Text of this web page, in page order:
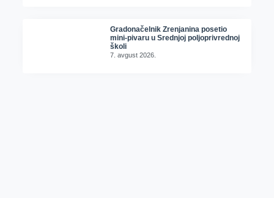
Gradonačelnik Zrenjanina posetio
mini-pivaru u Srednjoj poljoprivrednoj
školi
7. avgust 2026.